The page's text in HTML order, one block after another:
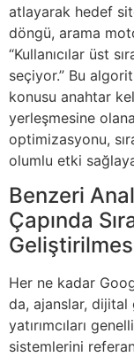
atlayarak hedef
döngü, arama
“Kullanıcılar üst
seçiyor.” Bu
konusu anahtar
yerleşmesine
optimizasyonu,
olumlu etki
Benzeri
Çapında
Her ne kadar
da, ajanslar,
yatırımcıları
sistemlerini